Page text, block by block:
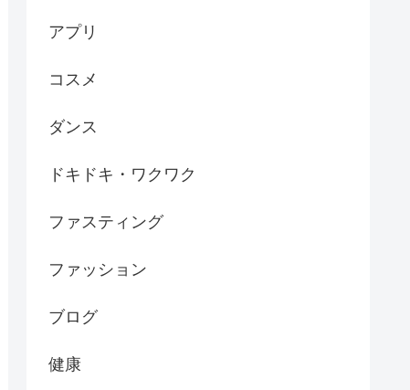
アプリ
コスメ
ダンス
ドキドキ・ワクワク
ファスティング
ファッション
ブログ
健康